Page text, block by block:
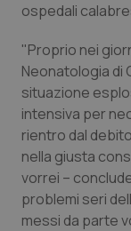
Provincia
Puglia
Sardegna
Sicilia
Toscana
Malattie
Malattia di
Obesità
ospedali
"Proprio nei
Neonatologia di
situazione
intensiva per
rientro dal
nella giusta
vorrei –
problemi seri
messi da parte